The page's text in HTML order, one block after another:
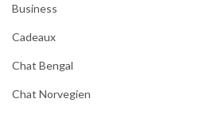
Business
Cadeaux
Chat Bengal
Chat Norvegien